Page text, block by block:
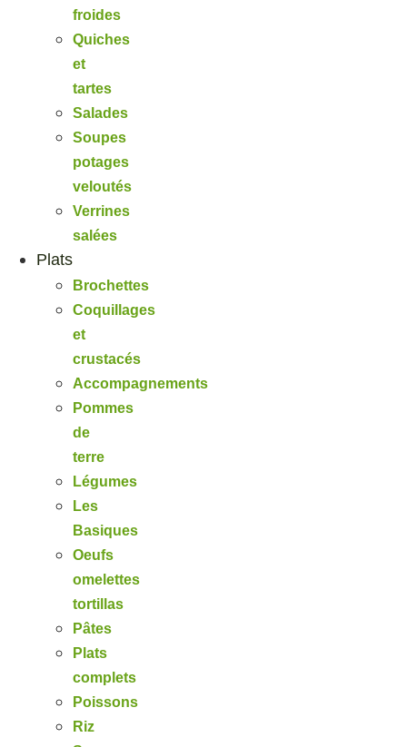
froides
Quiches
et
tartes
Salades
Soupes
potages
veloutés
Verrines
salées
Plats
Brochettes
Coquillages
et
crustacés
Accompagnements
Pommes
de
terre
Légumes
Les
Basiques
Oeufs
omelettes
tortillas
Pâtes
Plats
complets
Poissons
Riz